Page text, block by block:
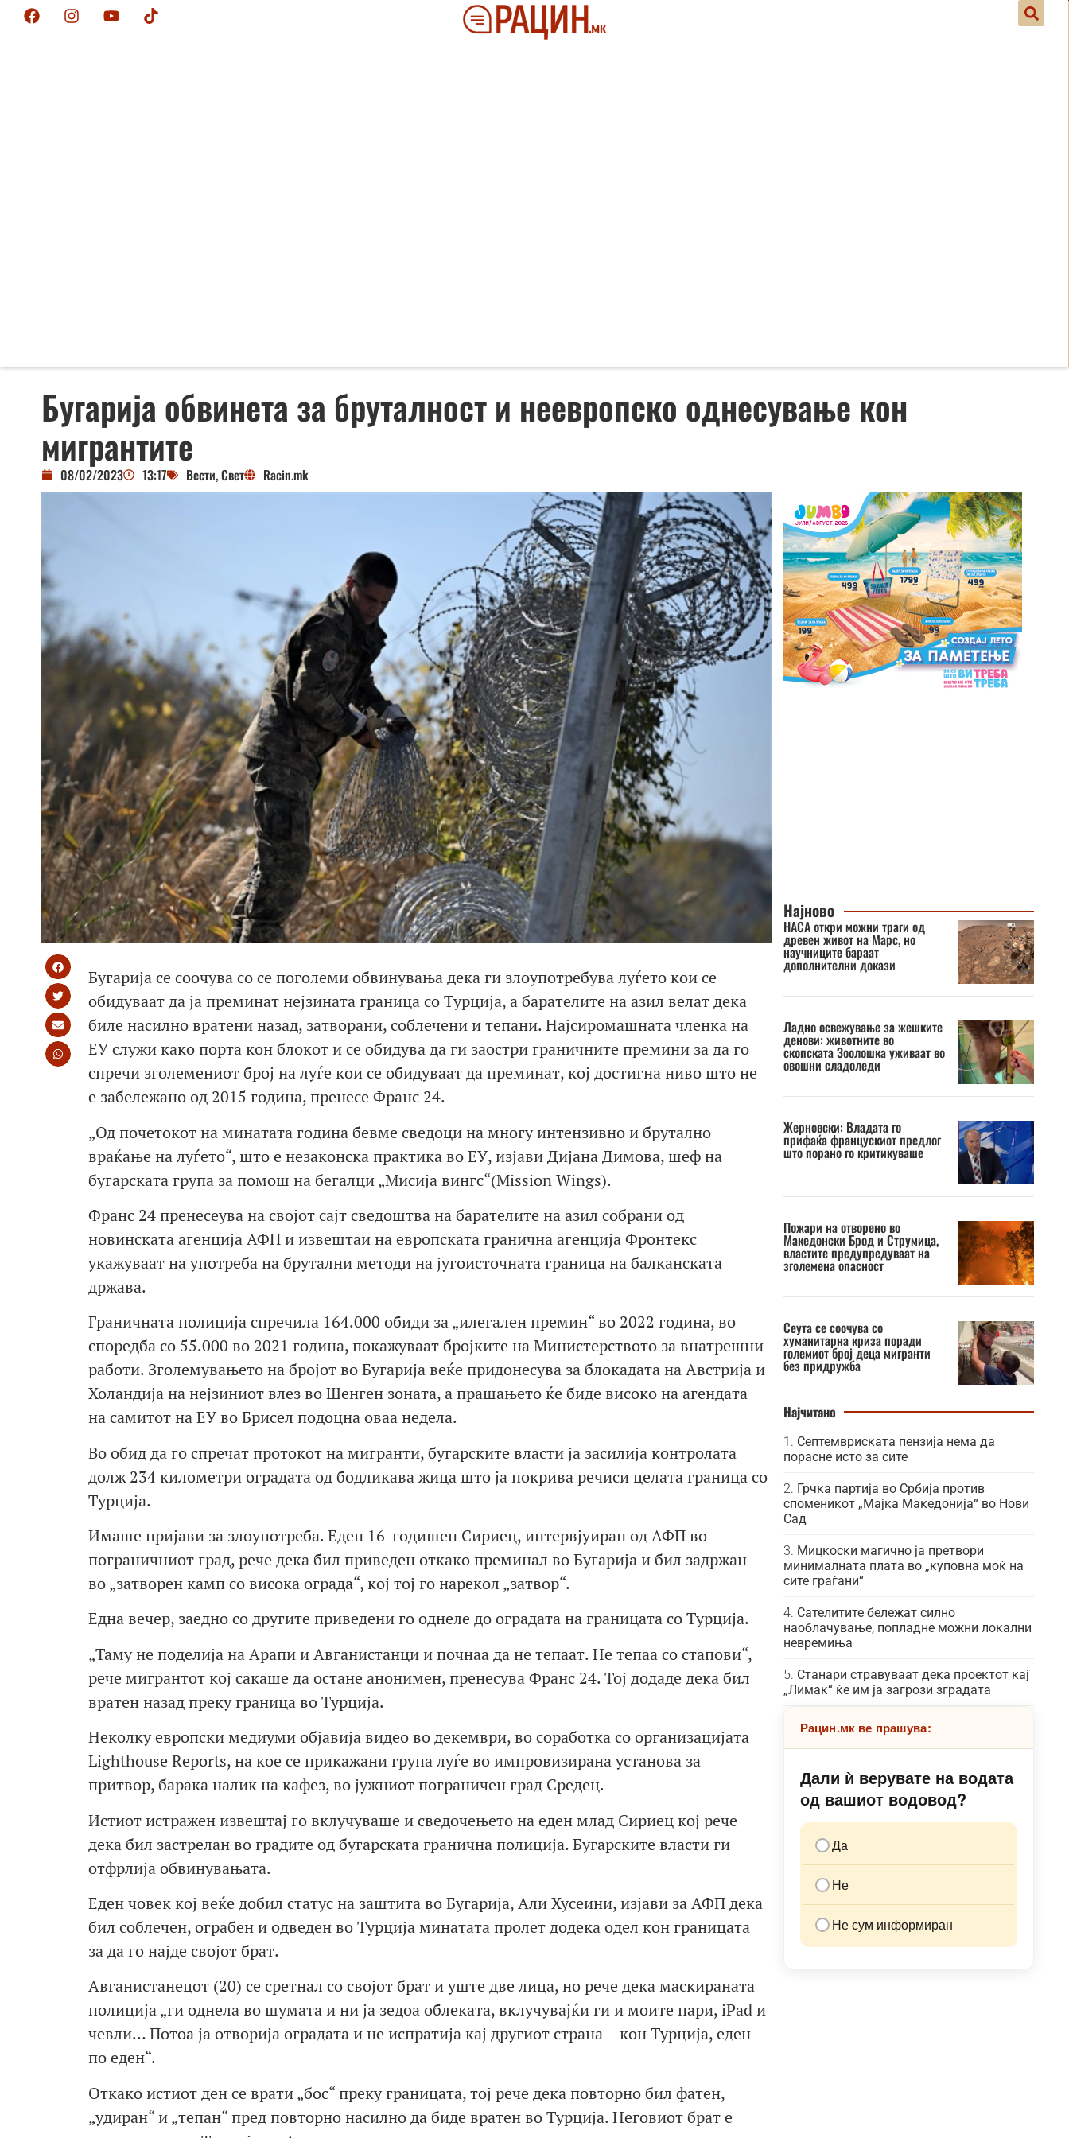
Бугарија обвинета за бруталност и неевропско однесување кон
мигрантите
08/02/2023 13:17 Вести,Свет Racin.mk
Бугарија се соочува со сe поголеми обвинувања дека ги злоупотребува луѓето кои се
обидуваат да ја преминат нејзината граница со Турција, а барателите на азил велат дека
биле насилно вратени назад, затворани, соблечени и тепани. Најсиромашната членка на
ЕУ служи како порта кон блокот и се обидува да ги заостри граничните премини за да го
спречи зголемениот број на луѓе кои се обидуваат да преминат, кој достигна ниво што не
е забележано од 2015 година, пренесе Франс 24.
„Од почетокот на минатата година бевме сведоци на многу интензивно и брутално
враќање на луѓето“, што е незаконска практика во ЕУ, изјави Дијана Димова, шеф на
бугарската група за помош на бегалци „Мисија вингс“(Mission Wings).
Франс 24 пренесеува на својот сајт сведоштва на барателите на азил собрани од
новинската агенција АФП и извештаи на европската гранична агенција Фронтекс
укажуваат на употреба на брутални методи на југоисточната граница на балканската
држава.
Граничната полиција спречила 164.000 обиди за „илегален премин“ во 2022 година, во
споредба со 55.000 во 2021 година, покажуваат бројките на Министерството за внатрешни
работи. Зголемувањето на бројот во Бугарија веќе придонесува за блокадата на Австрија и
Холандија на нејзиниот влез во Шенген зоната, а прашањето ќе биде високо на агендата
на самитот на ЕУ во Брисел подоцна оваа недела.
Во обид да го спречат протокот на мигранти, бугарските власти ја засилија контролата
долж 234 километри оградата од бодликава жица што ја покрива речиси целата граница со
Турција.
Имаше пријави за злоупотреба. Еден 16-годишен Сириец, интервјуиран од АФП во
пограничниот град, рече дека бил приведен откако преминал во Бугарија и бил задржан
во „затворен камп со висока ограда“, кој тој го нарекол „затвор“.
Една вечер, заедно со другите приведени го однеле до оградата на границата со Турција.
„Таму не поделија на Арапи и Авганистанци и почнаа да не тепаат. Не тепаа со стапови“,
рече мигрантот кој сакаше да остане анонимен, пренесува Франс 24. Тој додаде дека бил
вратен назад преку граница во Турција.
Неколку европски медиуми објавија видео во декември, во соработка со организацијата
Lighthouse Reports, на кое се прикажани група луѓе во импровизирана установа за
притвор, барака налик на кафез, во јужниот пограничен град Средец.
Истиот истражен извештај го вклучуваше и сведочењето на еден млад Сириец кој рече
дека бил застрелан во градите од бугарската гранична полиција. Бугарските власти ги
отфрлија обвинувањата.
Еден човек кој веќе добил статус на заштита во Бугарија, Али Хусеини, изјави за АФП дека
бил соблечен, ограбен и одведен во Турција минатата пролет додека одел кон границата
за да го најде својот брат.
Авганистанецот (20) се сретнал со својот брат и уште две лица, но рече дека маскираната
полиција „ги однела во шумата и ни ја зедоа облеката, вклучувајќи ги и моите пари, iPad и
чевли… Потоа ја отворија оградата и не испратија кај другиот страна – кон Турција, еден
по еден“.
Откако истиот ден се врати „бос“ преку границата, тој рече дека повторно бил фатен,
„удиран“ и „тепан“ пред повторно насилно да биде вратен во Турција. Неговиот брат е
Најново
НАСА откри можни траги од
древен живот на Марс, но
научниците бараат
дополнителни докази
Ладно освежување за жешките
денови: животните во
скопската Зоолошка уживаат во
овошни сладоледи
Жерновски: Владата го
прифаќа францускиот предлог
што порано го критикуваше
Пожари на отворено во
Македонски Брод и Струмица,
властите предупредуваат на
зголемена опасност
Сеута се соочува со
хуманитарна криза поради
големиот број деца мигранти
без придружба
Најчитано
Септемвриската пензија нема да
порасне исто за сите
Грчка партија во Србија против
споменикот „Мајка Македонија“ во Нови
Сад
Мицкоски магично ја претвори
минималната плата во „куповна моќ на
сите граѓани“
Сателитите бележат силно
наоблачување, попладне можни локални
невремиња
Станари стравуваат дека проектот кај
„Лимак“ ќе им ја загрози зградата
Рацин.мк ве прашува:
Дали ѝ верувате на водата
од вашиот водовод?
Да
Не
Не сум информиран